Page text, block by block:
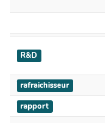
R&D
rafraichisseur
rapport